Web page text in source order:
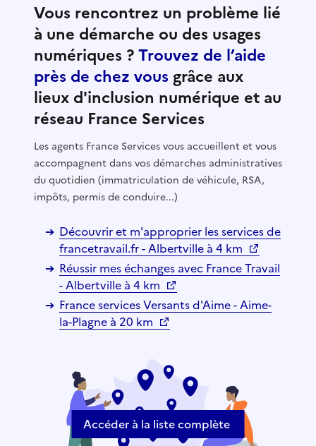
Vous rencontrez un problème lié
à une démarche ou des usages
numériques ?Trouvez de l’aide
près de chez vous grâce aux
lieux d'inclusion numérique et au
réseau France Services
Les agents France Services vous accueillent et vous
accompagnent dans vos démarches administratives
du quotidien (immatriculation de véhicule, RSA,
impôts, permis de conduire...)
Découvrir et m'approprier les services de
francetravail.fr - Albertville à 4 km
Réussir mes échanges avec France Travail
- Albertville à 4 km
France services Versants d'Aime - Aime-
la-Plagne à 20 km
Accéder à la liste complète